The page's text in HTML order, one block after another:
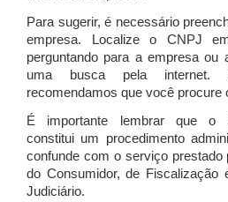
Para sugerir, é necessário
empresa. Localize o CNPJ
perguntando para a empresa ou
uma busca pela internet.
recomendamos que você procure
É importante lembrar que o
constitui um procedimento
confunde com o serviço prestado
do Consumidor, de Fiscalização
Judiciário.